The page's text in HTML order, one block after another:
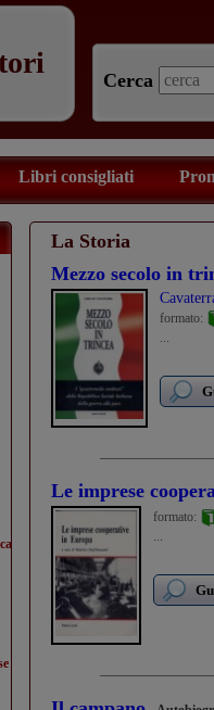
Cerca
Libri consigliati
La Storia
Mezzo secolo in
formato:
...
Le imprese
formato:
...